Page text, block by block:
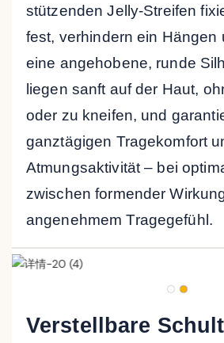
stützenden Jelly-Streifen
fest, verhindern ein Hängen
eine angehobene, runde
liegen sanft auf der Haut,
oder zu kneifen, und
ganztägigen Tragekomfort
Atmungsaktivität – bei
zwischen formender
angenehmem Tragegefühl.
Verstellbare